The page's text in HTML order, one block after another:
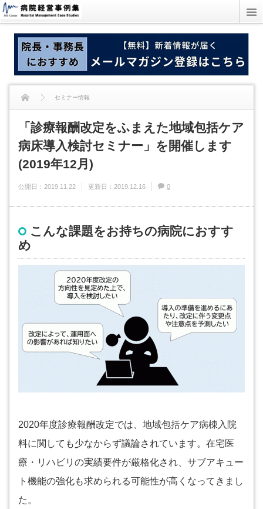
セミナー情報
「診療報酬改定をふまえた地域包括ケア病床導入検討セミナー」を開催します
(2019年12月)
「診療報酬改定をふまえた地域包括ケア
病床導入検討セミナー」を開催します
(2019年12月)
公開日： 2019.11.22 更新日： 2019.12.16 0
こんな課題をお持ちの病院におすす
め
2020年度診療報酬改定では、地域包括ケア病棟入院
料に関しても少なからず議論されています。在宅医
療・リハビリの実績要件が厳格化され、サブアキュー
ト機能の強化も求められる可能性が高くなってきまし
た。